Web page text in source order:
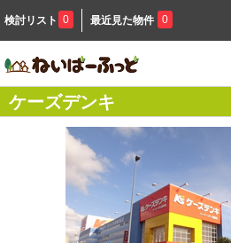
検討リスト 0 最近見た物件 0
ケーズデンキ